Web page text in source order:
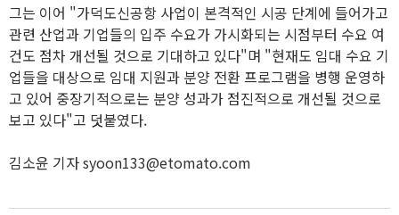
그는 이어 "가덕도신공항 사업이 본격적인 시공 단계에 들어가고
관련 산업과 기업들의 입주 수요가 가시화되는 시점부터 수요 여
건도 점차 개선될 것으로 기대하고 있다"며 "현재도 임대 수요 기
업들을 대상으로 임대 지원과 분양 전환 프로그램을 병행 운영하
고 있어 중장기적으로는 분양 성과가 점진적으로 개선될 것으로
보고 있다"고 덧붙였다.
김소윤 기자 syoon133@etomato.com